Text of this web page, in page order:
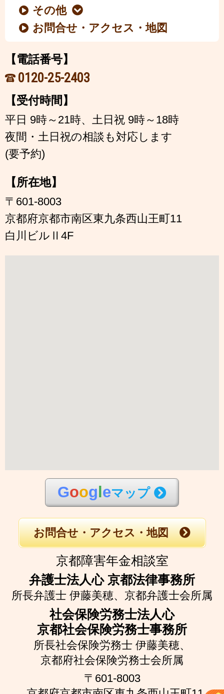
その他
お問合せ・アクセス・地図
【電話番号】
0120-25-2403
【受付時間】
平日 9時～21時、土日祝 9時～18時
夜間・土日祝の相談も対応します
(要予約)
【所在地】
〒601-8003
京都府京都市南区東九条西山王町11
白川ビルⅡ4F
Googleマップ
お問合せ・アクセス・地図
京都障害年金相談室
弁護士法人心 京都法律事務所
所長弁護士 伊藤美穂、 京都弁護士会所属
社会保険労務士法人心
京都社会保険労務士事務所
所長社会保険労務士 伊藤美穂、
京都府社会保険労務士会所属
〒601-8003